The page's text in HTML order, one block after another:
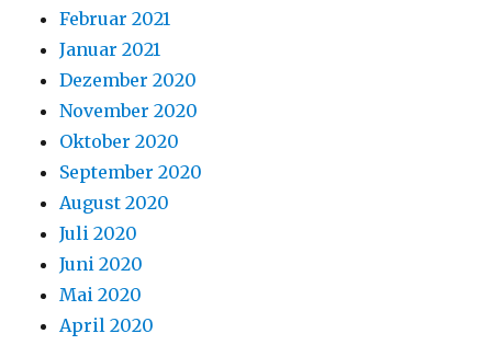
Februar 2021
Januar 2021
Dezember 2020
November 2020
Oktober 2020
September 2020
August 2020
Juli 2020
Juni 2020
Mai 2020
April 2020